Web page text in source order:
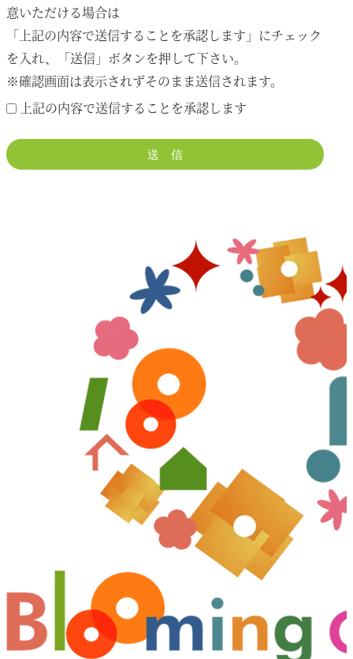
意いただける場合は
「上記の内容で送信することを承認します」にチェック
を入れ、「送信」ボタンを押して下さい。
※確認画面は表示されずそのまま送信されます。
上記の内容で送信することを承認します
送 信